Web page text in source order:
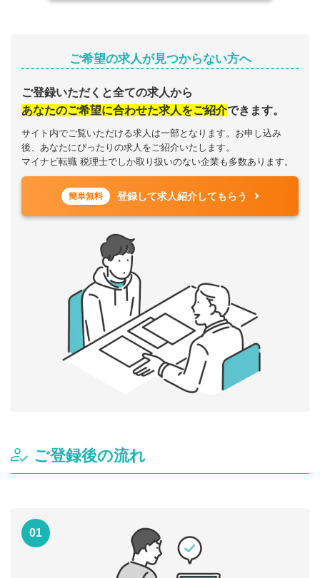
ご希望の求人が見つからない方へ
ご登録いただくと全ての求人から
あなたのご希望に合わせた求人をご紹介できます。
サイト内でご覧いただける求人は一部となります。お申し込み
後、あなたにぴったりの求人をご紹介いたします。
マイナビ転職 税理士でしか取り扱いのない企業も多数あります。
簡単無料 登録して求人紹介してもらう
ご登録後の流れ
01